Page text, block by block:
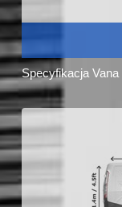
Specyfikacja Vana